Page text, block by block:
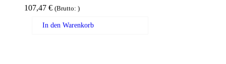
107,47 € (Brutto: )
In den Warenkorb